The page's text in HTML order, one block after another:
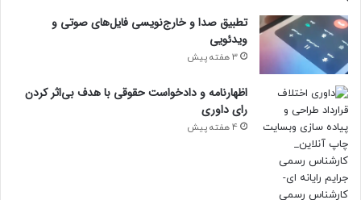
تطبیق صدا و خارج‌نویسی فایل‌های صوتی و
ویدئویی
3 هفته پیش
اظهارنامه و دادخواست حقوقی با هدف بی‌اثر کردن
رای داوری
4 هفته پیش